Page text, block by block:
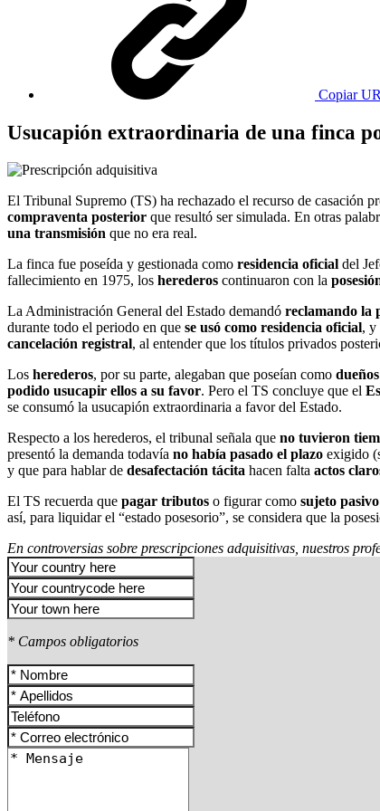
Copiar
Usucapión extraordinaria de una finca
El Tribunal Supremo (TS) ha rechazado el recurso de casación
compraventa posterior que resultó ser simulada. En otras
una transmisión que no era real.
La finca fue poseída y gestionada como residencia oficial del
fallecimiento en 1975, los herederos continuaron con la
La Administración General del Estado demandó reclamando la
durante todo el periodo en que se usó como residencia oficial, y
cancelación registral, al entender que los títulos privados
Los herederos, por su parte, alegaban que poseían como
podido usucapir ellos a su favor. Pero el TS concluye que el
se consumó la usucapión extraordinaria a favor del Estado.
Respecto a los herederos, el tribunal señala que no tuvieron
presentó la demanda todavía no había pasado el plazo exigido
y que para hablar de desafectación tácita hacen falta actos
El TS recuerda que pagar tributos o figurar como sujeto
así, para liquidar el “estado posesorio”, se considera que la
En controversias sobre prescripciones adquisitivas, nuestros
* Campos obligatorios